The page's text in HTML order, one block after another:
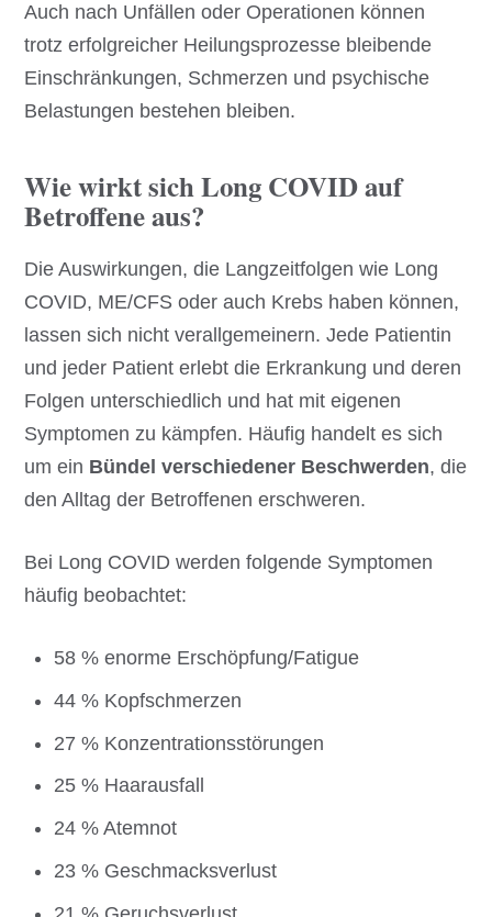
Auch nach Unfällen oder Operationen können
trotz erfolgreicher Heilungsprozesse bleibende
Einschränkungen, Schmerzen und psychische
Belastungen bestehen bleiben.
Wie wirkt sich Long COVID auf
Betroffene aus?
Die Auswirkungen, die Langzeitfolgen wie Long
COVID, ME/CFS oder auch Krebs haben können,
lassen sich nicht verallgemeinern. Jede Patientin
und jeder Patient erlebt die Erkrankung und deren
Folgen unterschiedlich und hat mit eigenen
Symptomen zu kämpfen. Häufig handelt es sich
um ein Bündel verschiedener Beschwerden, die
den Alltag der Betroffenen erschweren.
Bei Long COVID werden folgende Symptomen
häufig beobachtet:
58 % enorme Erschöpfung/Fatigue
44 % Kopfschmerzen
27 % Konzentrationsstörungen
25 % Haarausfall
24 % Atemnot
23 % Geschmacksverlust